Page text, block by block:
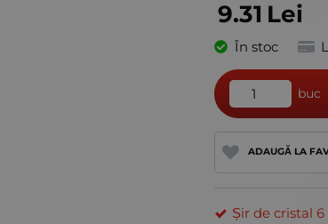
9.31 Lei
În stoc
buc
ADAUGĂ LA
Șir de cristal